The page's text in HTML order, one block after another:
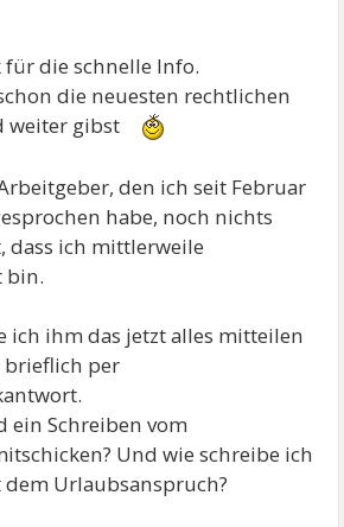
die schnelle Info.
die neuesten rechtlichen
weiter gibst
den ich seit Februar
habe, noch nichts
dass ich mittlerweile
bin.
ich ihm das jetzt alles mitteilen
brieflich per
ein Schreiben vom
Und wie schreibe ich
Urlaubsanspruch?